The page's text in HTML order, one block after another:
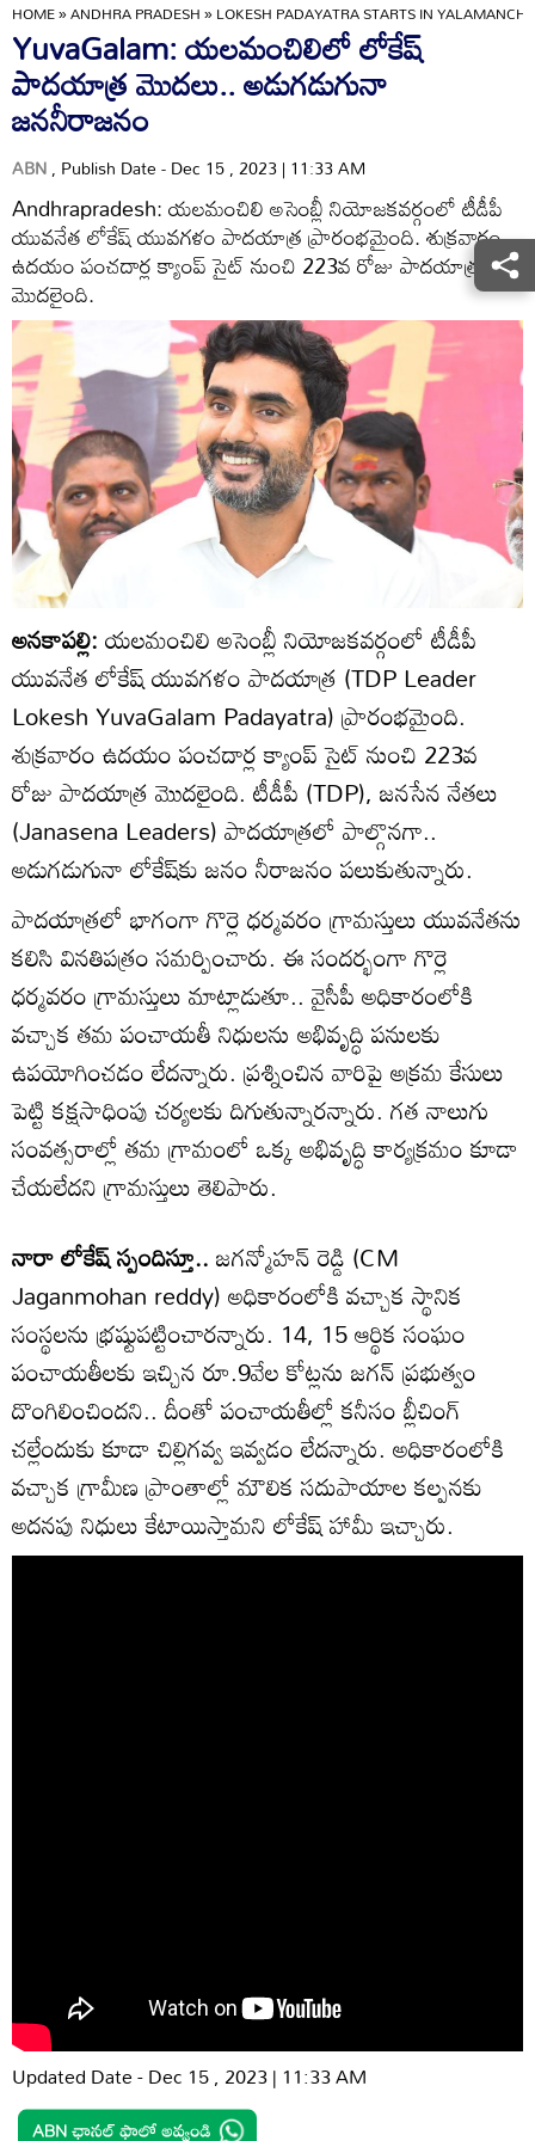
HOME»ANDHRA PRADESH»LOKESH PADAYATRA STARTS IN
YuvaGalam: యలమంచిలిలో లోకేష్
పాదయాత్ర మొదలు.. అడుగడుగునా
జననీరాజనం
ABN, Publish Date - Dec 15 , 2023 | 11:33 AM
Andhrapradesh: యలమంచిలి అసెంబ్లీ నియోజకవర్గంలో టీడీపీ
యువనేత లోకేష్ యువగళం పాదయాత్ర ప్రారంభమైంది. శుక్రవారం
ఉదయం పంచదార్ల క్యాంప్ సైట్ నుంచి 223వ రోజు పాదయాత్ర
మొదలైంది.
అనకాపల్లి:యలమంచిలి అసెంబ్లీ నియోజకవర్గంలో టీడీపీ
యువనేత లోకేష్ యువగళం పాదయాత్ర (TDP Leader
Lokesh YuvaGalam Padayatra) ప్రారంభమైంది.
శుక్రవారం ఉదయం పంచదార్ల క్యాంప్ సైట్ నుంచి 223వ
రోజు పాదయాత్ర మొదలైంది. టీడీపీ (TDP), జనసేన నేతలు
(Janasena Leaders) పాదయాత్రలో పాల్గొనగా..
అడుగడుగునా లోకేష్‌కు జనం నీరాజనం పలుకుతున్నారు.
పాదయాత్రలో భాగంగా గొర్లె ధర్మవరం గ్రామస్తులు యువనేతను
కలిసి వినతిపత్రం సమర్పించారు. ఈ సందర్భంగా గొర్లె
ధర్మవరం గ్రామస్తులు మాట్లాడుతూ.. వైసీపీ అధికారంలోకి
వచ్చాక తమ పంచాయతీ నిధులను అభివృద్ధి పనులకు
ఉపయోగించడం లేదన్నారు. ప్రశ్నించిన వారిపై అక్రమ కేసులు
పెట్టి కక్షసాధింపు చర్యలకు దిగుతున్నారన్నారు. గత నాలుగు
సంవత్సరాల్లో తమ గ్రామంలో ఒక్క అభివృద్ధి కార్యక్రమం కూడా
చేయలేదని గ్రామస్తులు తెలిపారు.
నారా లోకేష్ స్పందిస్తూ..జగన్మోహన్ రెడ్డి (CM
Jaganmohan reddy) అధికారంలోకి వచ్చాక స్థానిక
సంస్థలను భ్రష్టుపట్టించారన్నారు. 14, 15 ఆర్థిక సంఘం
పంచాయతీలకు ఇచ్చిన రూ.9వేల కోట్లను జగన్ ప్రభుత్వం
దొంగిలించిందని.. దీంతో పంచాయతీల్లో కనీసం బ్లీచింగ్
చల్లేందుకు కూడా చిల్లిగవ్వ ఇవ్వడం లేదన్నారు. అధికారంలోకి
వచ్చాక గ్రామీణ ప్రాంతాల్లో మౌలిక సదుపాయాల కల్పనకు
అదనపు నిధులు కేటాయిస్తామని లోకేష్ హామీ ఇచ్చారు.
Updated Date - Dec 15 , 2023 | 11:33 AM